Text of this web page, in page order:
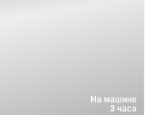
На машине
3 часа